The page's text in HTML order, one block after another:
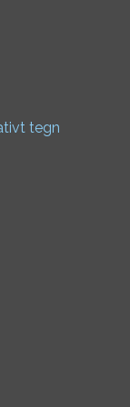
tegn